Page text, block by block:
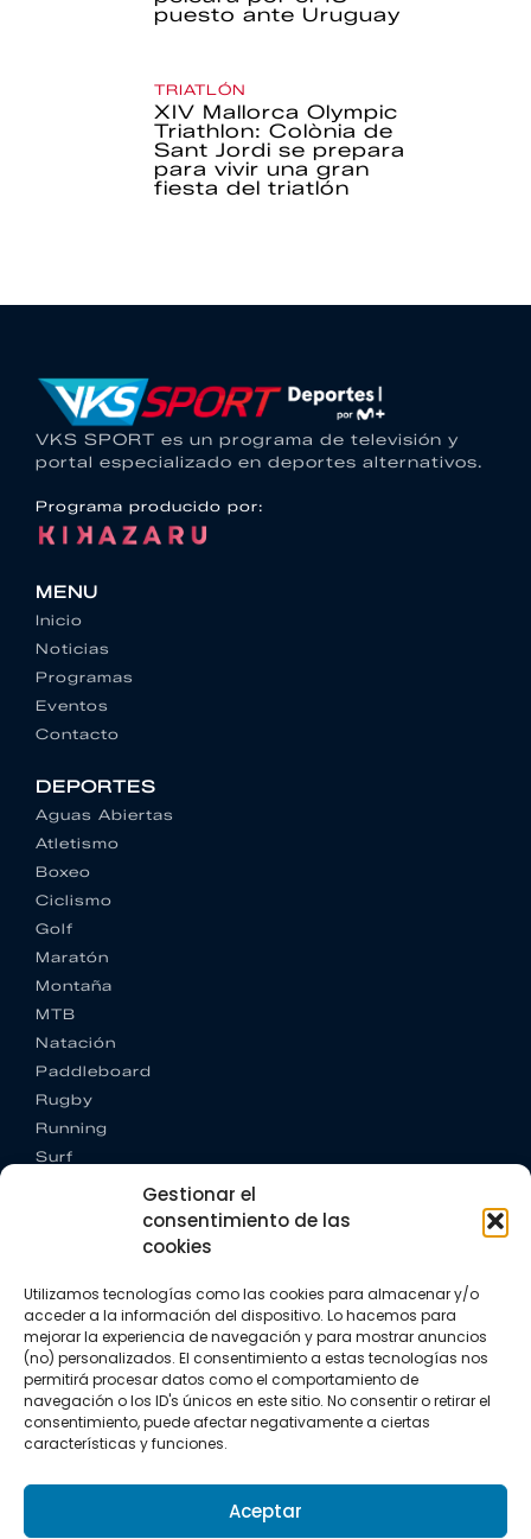
Gestionar el
consentimiento de las
cookies
Utilizamos tecnologías como las cookies para almacenar y/o
acceder a la información del dispositivo. Lo hacemos para
mejorar la experiencia de navegación y para mostrar anuncios
(no) personalizados. El consentimiento a estas tecnologías nos
permitirá procesar datos como el comportamiento de
navegación o los ID's únicos en este sitio. No consentir o retirar el
consentimiento, puede afectar negativamente a ciertas
características y funciones.
Aceptar
puesto ante Uruguay
TRIATLÓN
XIV Mallorca Olympic
Triathlon: Colònia de
Sant Jordi se prepara
para vivir una gran
fiesta del triatlón
VKS SPORT es un programa de televisión y
portal especializado en deportes alternativos.
Programa producido por:
MENU
Inicio
Noticias
Programas
Eventos
Contacto
DEPORTES
Aguas Abiertas
Atletismo
Boxeo
Ciclismo
Golf
Maratón
Montaña
MTB
Natación
Paddleboard
Rugby
Running
Surf
Trail running
+34 922 303 191
+34 662 342 177
info@vkssport.com
SÍGUENOS
Política de privacidad